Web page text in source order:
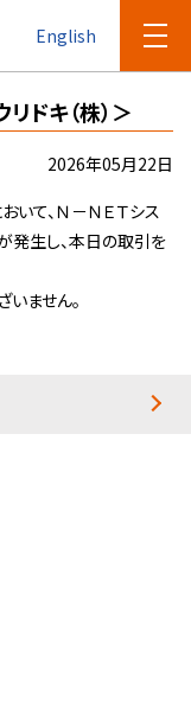
English
ドキ（株）＞
2026年05月22日
いて、Ｎ－ＮＥＴシス
発生し、本日の取引を
ません。